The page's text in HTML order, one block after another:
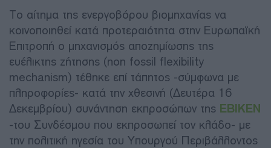
Το αίτημα της ενεργοβόρου βιομηχανίας να
κοινοποιηθεί κατά προτεραιότητα στην Ευρωπαϊκή
Επιτροπή ο μηχανισμός αποζημίωσης της
ευέλικτης ζήτησης (non fossil flexibility
mechanism) τέθηκε επί τάπητος -σύμφωνα με
πληροφορίες- κατά την χθεσινή (Δευτέρα 16
Δεκεμβρίου) συνάντηση εκπροσώπων της ΕΒΙΚΕΝ
-του Συνδέσμου που εκπροσωπεί τον κλάδο- με
την πολιτική ηγεσία του Υπουργού Περιβάλλοντος